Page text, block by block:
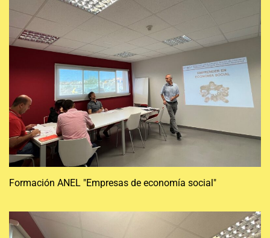
Formación ANEL "Empresas de economía social"